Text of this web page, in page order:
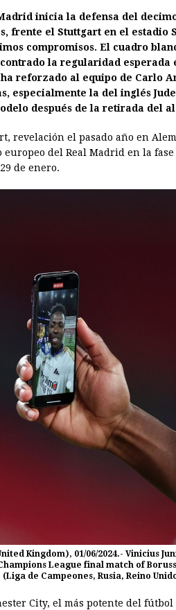
inicia la defensa del
frente el Stuttgart en el estadio
compromisos. El cuadro
la regularidad
reforzado al equipo de Carlo
especialmente la del inglés
después de la retirada del
revelación el pasado año en
europeo del Real Madrid en la
de enero.
Kingdom), 01/06/2024.- Vinicius
League final match of
(Liga de Campeones, Rusia, Reino
City, el más potente del